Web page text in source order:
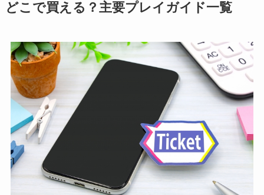
どこで買える？主要プレイガイド一覧